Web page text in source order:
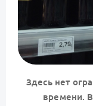
Здесь нет
времени.